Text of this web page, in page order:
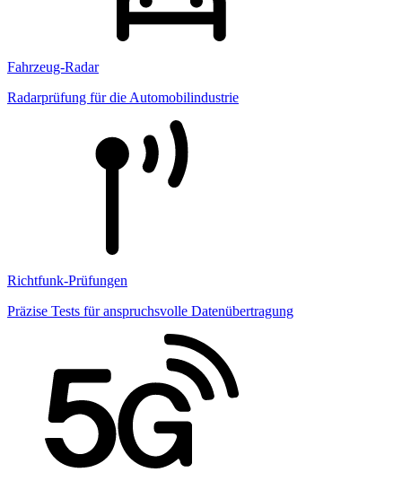
Fahrzeug-Radar
Radarprüfung für die Automobilindustrie
Richtfunk-Prüfungen
Präzise Tests für anspruchsvolle Datenübertragung